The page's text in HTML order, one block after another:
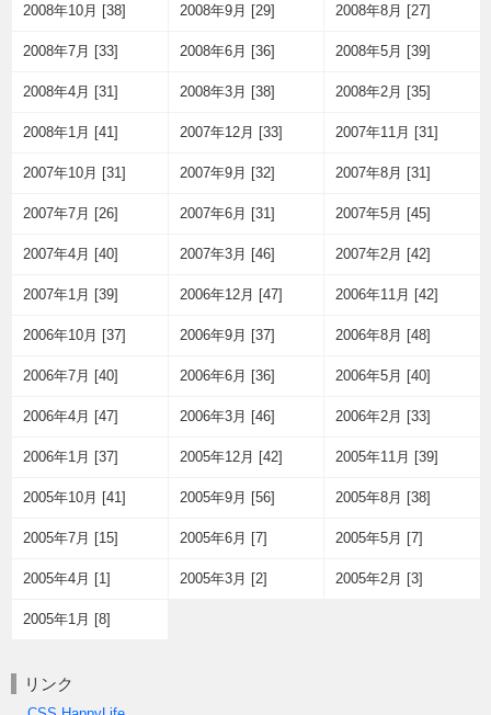
2008年10月 [38] 2008年9月 [29] 2008年8月 [27]
2008年7月 [33] 2008年6月 [36] 2008年5月 [39]
2008年4月 [31] 2008年3月 [38] 2008年2月 [35]
2008年1月 [41] 2007年12月 [33] 2007年11月 [31]
2007年10月 [31] 2007年9月 [32] 2007年8月 [31]
2007年7月 [26] 2007年6月 [31] 2007年5月 [45]
2007年4月 [40] 2007年3月 [46] 2007年2月 [42]
2007年1月 [39] 2006年12月 [47] 2006年11月 [42]
2006年10月 [37] 2006年9月 [37] 2006年8月 [48]
2006年7月 [40] 2006年6月 [36] 2006年5月 [40]
2006年4月 [47] 2006年3月 [46] 2006年2月 [33]
2006年1月 [37] 2005年12月 [42] 2005年11月 [39]
2005年10月 [41] 2005年9月 [56] 2005年8月 [38]
2005年7月 [15] 2005年6月 [7] 2005年5月 [7]
2005年4月 [1] 2005年3月 [2] 2005年2月 [3]
2005年1月 [8]
リンク